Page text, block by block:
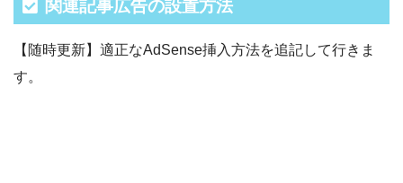
関連記事広告の設置方法
【随時更新】適正なAdSense挿入方法を追記して行きま
す。